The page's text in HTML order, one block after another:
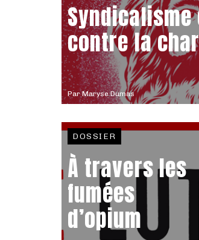
ParMaryse Dumas
contre la
DOSSIER
À travers les
fumées
d’opium